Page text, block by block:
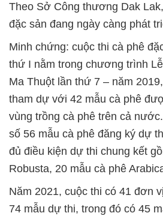
Theo Sở Công thương Dak
đặc sản đang ngày càng phát
Minh chứng: cuộc thi cà phê
thứ I nằm trong chương trình
Ma Thuột lần thứ 7 – năm
tham dự với 42 mẫu cà phê
vùng trồng cà phê trên cả
số 56 mẫu cà phê đăng ký dự
đủ điều kiện dự thi chung kết
Robusta, 20 mẫu cà phê
Năm 2021, cuộc thi có 41 đơn
74 mẫu dự thi, trong đó có 45